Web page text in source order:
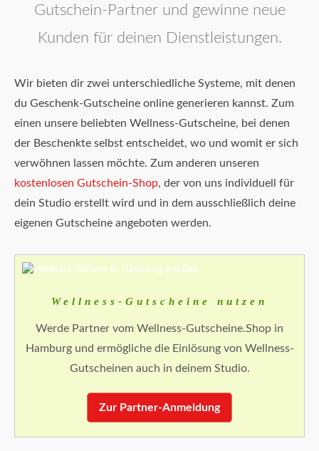
Gutschein-Partner und gewinne neue
Kunden für deinen Dienstleistungen.
Wir bieten dir zwei unterschiedliche Systeme, mit denen
du Geschenk-Gutscheine online generieren kannst. Zum
einen unsere beliebten Wellness-Gutscheine, bei denen
der Beschenkte selbst entscheidet, wo und womit er sich
verwöhnen lassen möchte. Zum anderen unseren
kostenlosen Gutschein-Shop, der von uns individuell für
dein Studio erstellt wird und in dem ausschließlich deine
eigenen Gutscheine angeboten werden.
Wellness-Gutscheine nutzen
Werde Partner vom Wellness-Gutscheine.Shop in
Hamburg und ermögliche die Einlösung von Wellness-
Gutscheinen auch in deinem Studio.
Zur Partner-Anmeldung